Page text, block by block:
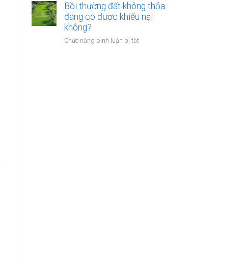
sẽ
thực
phải
chuyển
khoản
mua
Bồi thường đất không thỏa
đáng có được khiếu nại
không?
Chức năng bình luận bị tắt